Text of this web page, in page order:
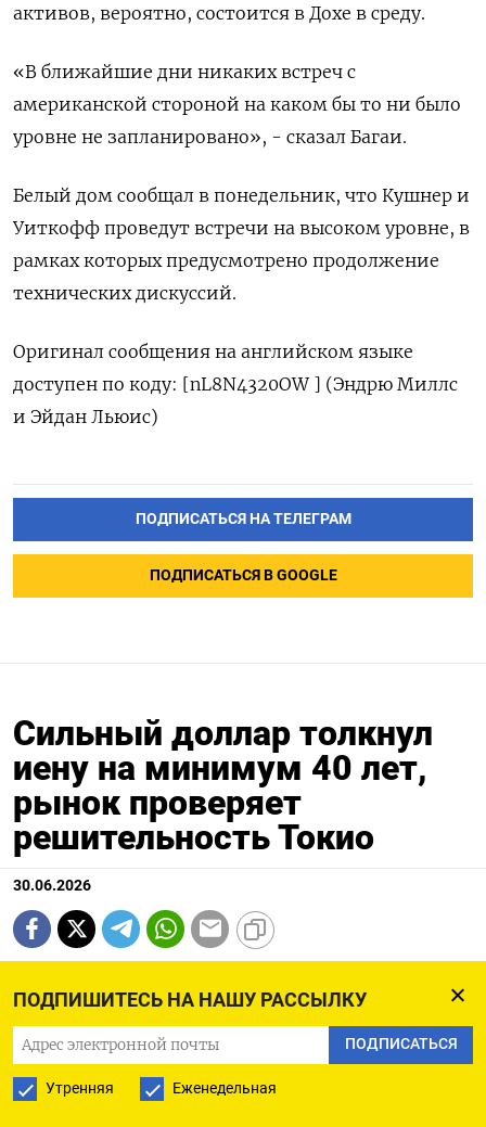
ПОДПИШИТЕСЬ НА НАШУ РАССЫЛКУ
ПОДПИСАТЬСЯ
Утренняя Еженедельная
активов, вероятно, состоится ​в Дохе в среду.
«В ближайшие дни никаких встреч с
американской стороной на каком бы то ни было
уровне не запланировано», - сказал Багаи.
Белый дом ​сообщал в ⁠понедельник, что Кушнер и
Уиткофф проведут встречи на высоком ‌уровне, в
рамках которых предусмотрено ‌продолжение
технических дискуссий.
Оригинал сообщения на английском ​языке
доступен по коду: [nL8N4320OW ] (Эндрю Миллс
‌и Эйдан Льюис)
ПОДПИСАТЬСЯ НА ТЕЛЕГРАМ
ПОДПИСАТЬСЯ В GOOGLE
Сильный доллар толкнул
иену на минимум 40 лет,
рынок проверяет
решительность Токио
30.06.2026
растущий доллар во вторник толкнул иену до
уровней, не наблюдавшихся с 1986 года, усилив
ожидания прямой валютной интервенции
японских властей и одновременно оказал